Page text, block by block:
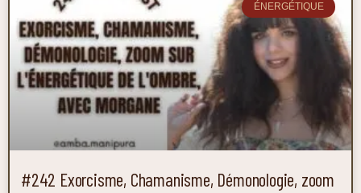
ÉNERGÉTIQUE
#242 Exorcisme, Chamanisme, Démonologie, zoom